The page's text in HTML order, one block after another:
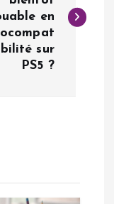
en
sur
PS5 ?